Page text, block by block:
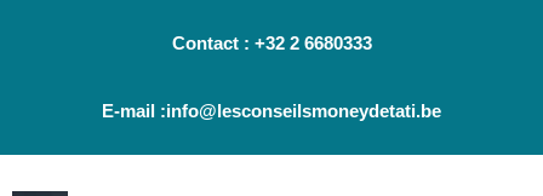
Contact : +32 2 6680333
E-mail :info@lesconseilsmoneydetati.be